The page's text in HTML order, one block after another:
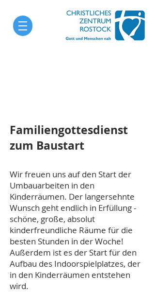
Familiengottesdienst
zum Baustart
Wir freuen uns auf den Start der
Umbauarbeiten in den
Kinderräumen. Der langersehnte
Wunsch geht endlich in Erfüllung -
schöne, große, absolut
kinderfreundliche Räume für die
besten Stunden in der Woche!
Außerdem ist es der Start für den
Aufbau des Indoorspielplatzes, der
in den Kinderräumen entstehen
wird.